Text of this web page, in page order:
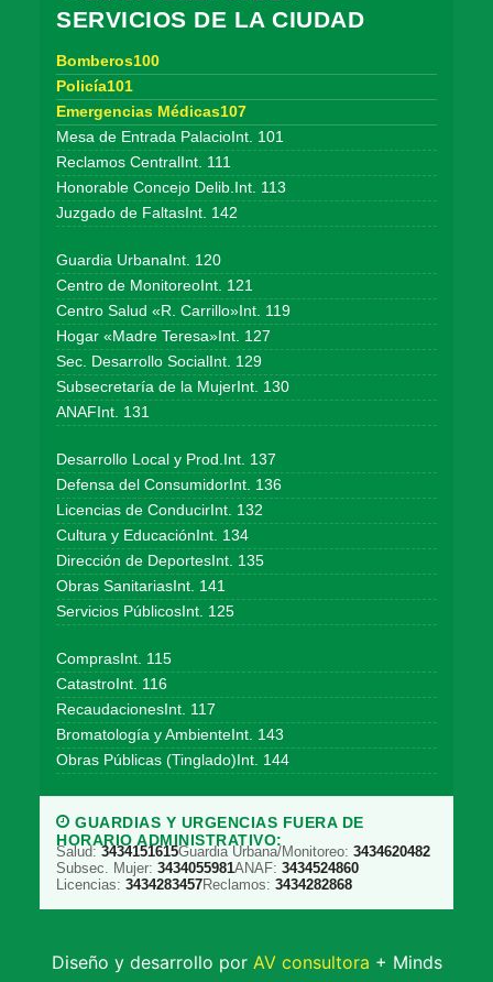
SERVICIOS DE LA CIUDAD
Bomberos100
Policía101
Emergencias Médicas107
Mesa de Entrada PalacioInt. 101
Reclamos CentralInt. 111
Honorable Concejo Delib.Int. 113
Juzgado de FaltasInt. 142
Guardia UrbanaInt. 120
Centro de MonitoreoInt. 121
Centro Salud «R. Carrillo»Int. 119
Hogar «Madre Teresa»Int. 127
Sec. Desarrollo SocialInt. 129
Subsecretaría de la MujerInt. 130
ANAFInt. 131
Desarrollo Local y Prod.Int. 137
Defensa del ConsumidorInt. 136
Licencias de ConducirInt. 132
Cultura y EducaciónInt. 134
Dirección de DeportesInt. 135
Obras SanitariasInt. 141
Servicios PúblicosInt. 125
ComprasInt. 115
CatastroInt. 116
RecaudacionesInt. 117
Bromatología y AmbienteInt. 143
Obras Públicas (Tinglado)Int. 144
GUARDIAS Y URGENCIAS FUERA DE
HORARIO ADMINISTRATIVO:
Salud: 3434151615Guardia Urbana/Monitoreo: 3434620482
Subsec. Mujer: 3434055981ANAF: 3434524860
Licencias: 3434283457Reclamos: 3434282868
Diseño y desarrollo por AV consultora + Minds